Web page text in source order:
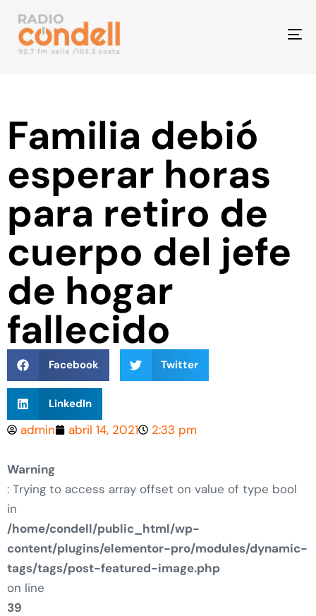
Familia debió
esperar horas
para retiro de
cuerpo del jefe
de hogar
fallecido
Facebook Twitter
LinkedIn
admin abril 14, 2021 2:33 pm
Warning
: Trying to access array offset on value of type bool
in
/home/condell/public_html/wp-
content/plugins/elementor-pro/modules/dynamic-
tags/tags/post-featured-image.php
on line
39